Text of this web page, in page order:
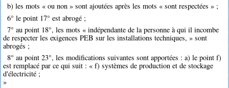
b) les mots « ou non » sont ajoutées après les mots « sont respectées » ;
6° le point 17° est abrogé ;
7° au point 18°, les mots « indépendante de la personne à qui il incombe
de respecter les exigences PEB sur les installations techniques, » sont
abrogés ;
8° au point 23°, les modifications suivantes sont apportées : a) le point f)
est remplacé par ce qui suit : « f) systèmes de production et de stockage
d'électricité ;
»